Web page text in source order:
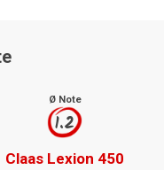
Ø Note
1.2
Claas Lexion 450